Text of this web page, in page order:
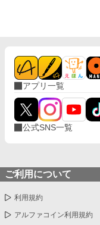
アプリ一覧
公式SNS一覧
ご利用について
利用規約
アルファコイン利用規約